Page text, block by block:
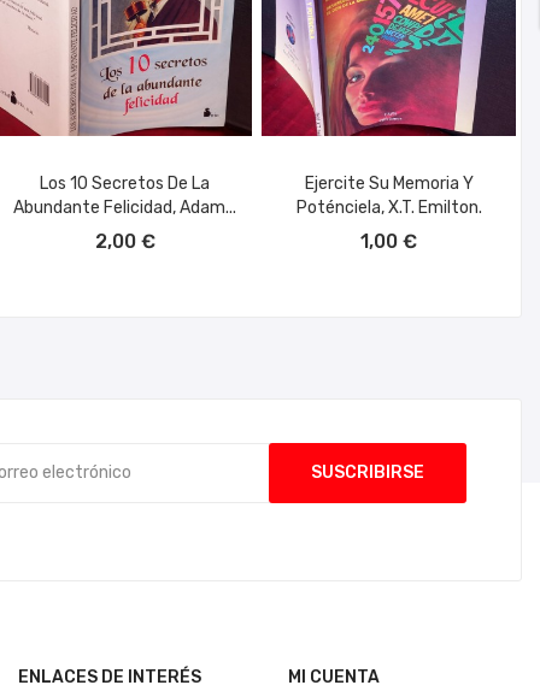
Los 10 Secretos De La
Abundante Felicidad, Adam...
2,00 €
Ejercite Su Memoria Y
Poténciela, X.T. Emilton.
1,00 €
ENLACES DE INTERÉS MI CUENTA